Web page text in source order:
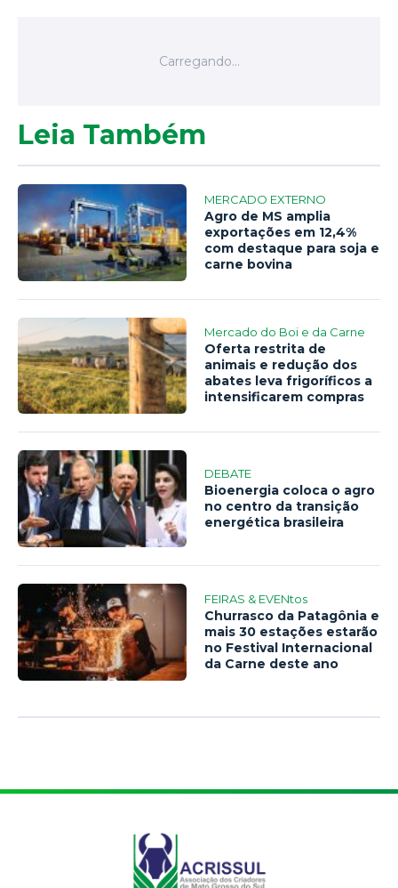
Leia Também
MERCADO EXTERNO
Agro de MS amplia
exportações em 12,4%
com destaque para soja e
carne bovina
Mercado do Boi e da Carne
Oferta restrita de
animais e redução dos
abates leva frigoríficos a
intensificarem compras
DEBATE
Bioenergia coloca o agro
no centro da transição
energética brasileira
FEIRAS & EVENtos
Churrasco da Patagônia e
mais 30 estações estarão
no Festival Internacional
da Carne deste ano